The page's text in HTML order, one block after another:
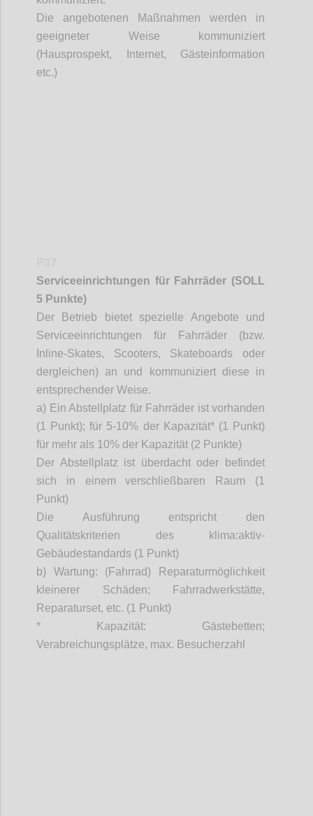
Die angebotenen Maßnahmen werden in
geeigneter Weise kommuniziert
(Hausprospekt, Internet, Gästeinformation
etc.)
Serviceeinrichtungen für Fahrräder (SOLL
5 Punkte)
Der Betrieb bietet spezielle Angebote und
Serviceeinrichtungen für Fahrräder (bzw.
Inline-Skates, Scooters, Skateboards oder
dergleichen) an und kommuniziert diese in
entsprechender Weise.
a) Ein Abstellplatz für Fahrräder ist vorhanden
(1 Punkt); für 5-10% der Kapazität* (1 Punkt)
für mehr als 10% der Kapazität (2 Punkte)
Der Abstellplatz ist überdacht oder befindet
sich in einem verschließbaren Raum (1
Punkt)
Die Ausführung entspricht den
Qualitätskriterien des
klima:aktiv-
Gebäudestandards (1 Punkt)
b) Wartung: (Fahrrad) Reparaturmöglichkeit
kleinerer Schäden; Fahrradwerkstätte,
Reparaturset, etc. (1 Punkt)
* Kapazität: Gästebetten;
Verabreichungsplätze, max. Besucherzahl